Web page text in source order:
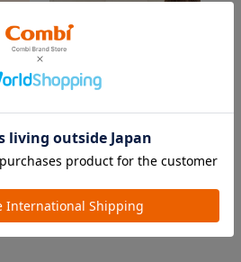
際
ッ
ギフトを贈ってお祝いしよ